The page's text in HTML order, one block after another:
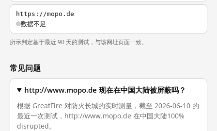
https://mopo.de
数据不足
所示判定基于最近 90 天的测试，与该网址页面一致。
常见问题
http://www.mopo.de 现在在中国大陆被屏蔽吗？
根据 GreatFire 对防火长城的实时测量，截至 2026-06-10 的
最近一次测试，http://www.mopo.de 在中国大陆100%
disrupted。